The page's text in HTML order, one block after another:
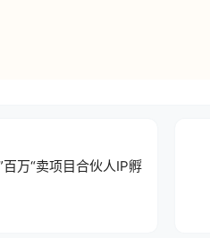
万“卖项目合伙人IP孵